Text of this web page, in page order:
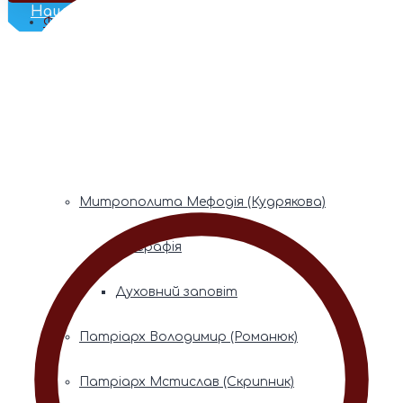
Наш Телеграм
Фонди пам’яті
Митрополита Мефодія (Кудрякова)
Біографія
Духовний заповіт
Патріарх Володимир (Романюк)
Патріарх Мстислав (Скрипник)